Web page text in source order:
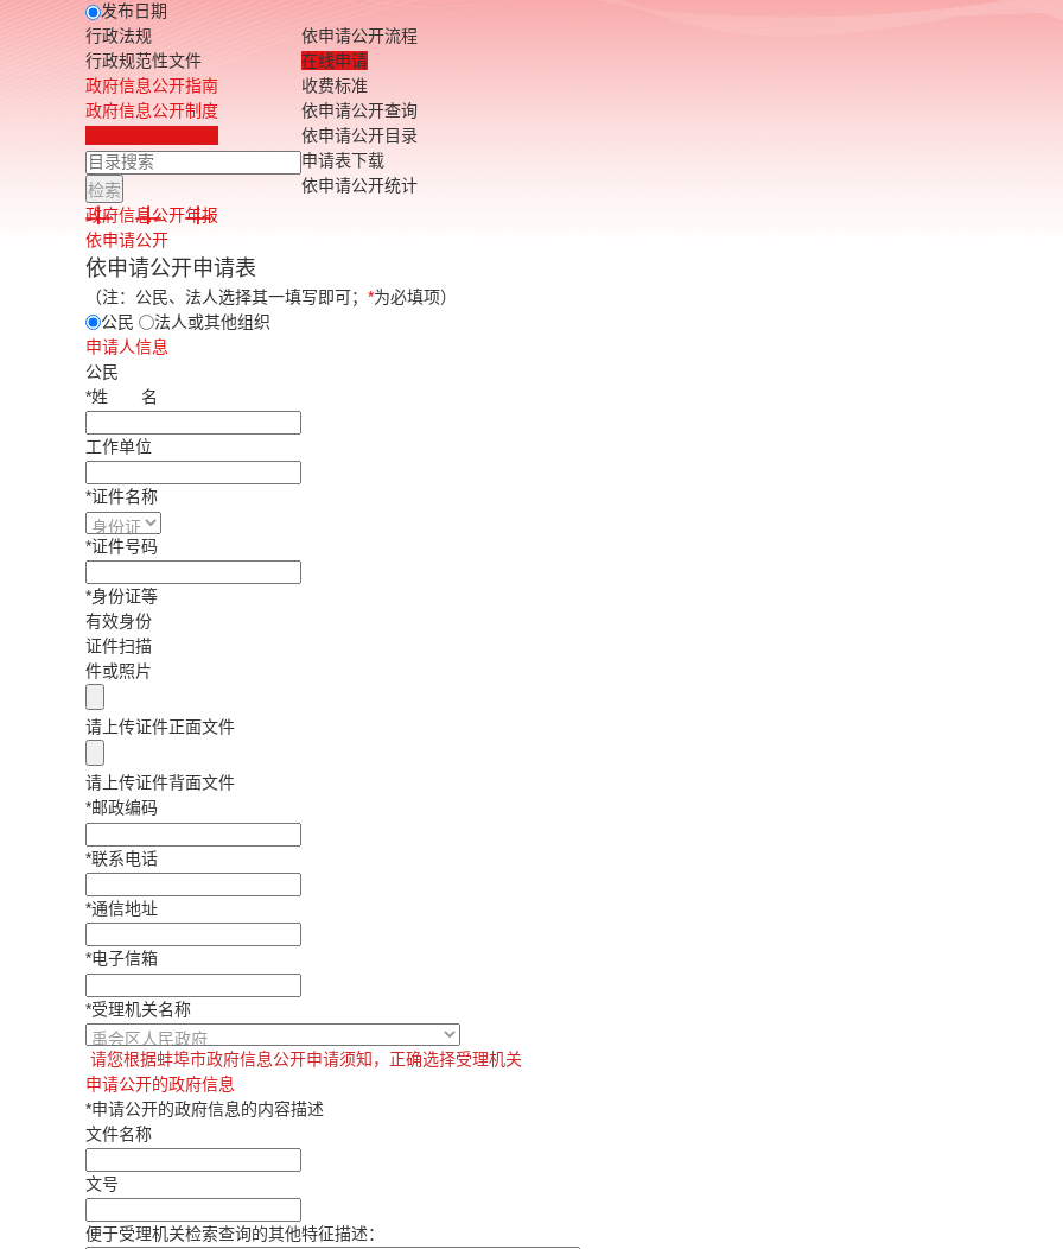
发布日期
行政法规
行政规范性文件
政府信息公开指南
政府信息公开制度
政府信息公开年报
依申请公开
依申请公开流程
在线申请
收费标准
依申请公开查询
依申请公开目录
申请表下载
依申请公开统计
依申请公开申请表
（注：公民、法人选择其一填写即可； *为必填项）
公民
法人或其他组织
申请人信息
公民
*姓 名
工作单位
*证件名称
*证件号码
*身份证等
有效身份
证件扫描
件或照片
请上传证件正面文件
请上传证件背面文件
*邮政编码
*联系电话
*通信地址
*电子信箱
*受理机关名称
请您根据蚌埠市政府信息公开申请须知，正确选择受理机关
申请公开的政府信息
*申请公开的政府信息的内容描述
文件名称
文号
便于受理机关检索查询的其他特征描述：